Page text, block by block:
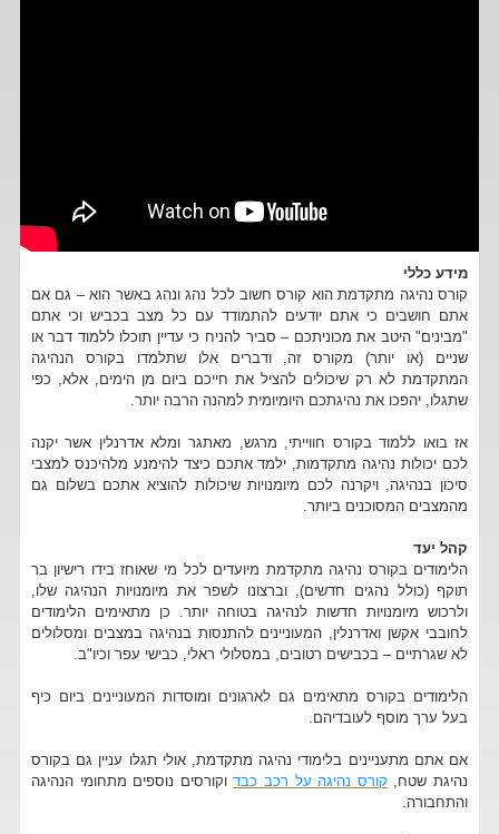
מידע כללי
קורס נהיגה מתקדמת הוא קורס חשוב לכל נהג ונהג באשר הוא – גם אם
אתם חושבים כי אתם יודעים להתמודד עם כל מצב בכביש וכי אתם
"מבינים" היטב את מכוניתכם – סביר להניח כי עדיין תוכלו ללמוד דבר או
שניים (או יותר) מקורס זה, ודברים אלו שתלמדו בקורס הנהיגה
המתקדמת לא רק שיכולים להציל את חייכם ביום מן הימים, אלא, כפי
שתגלו, יהפכו את נהיגתכם היומיומית למהנה הרבה יותר.
אז בואו ללמוד בקורס חווייתי, מרגש, מאתגר ומלא אדרנלין אשר יקנה
לכם יכולות נהיגה מתקדמות, ילמד אתכם כיצד להימנע מלהיכנס למצבי
סיכון בנהיגה, ויקרנה לכם מיומנויות שיכולות להוציא אתכם בשלום גם
מהמצבים המסוכנים ביותר.
קהל יעד
הלימודים בקורס נהיגה מתקדמת מיועדים לכל מי שאוחז בידו רישיון בר
תוקף (כולל נהגים חדשים), וברצונו לשפר את מיומנויות הנהיגה שלו,
ולרכוש מיומנויות חדשות לנהיגה בטוחה יותר. כן מתאימים הלימודים
לחובבי אקשן ואדרנלין, המעוניינים להתנסות בנהיגה במצבים ומסלולים
לא שגרתיים – בכבישים רטובים, במסלולי ראלי, כבישי עפר וכיו"ב.
הלימודים בקורס מתאימים גם לארגונים ומוסדות המעוניינים ביום כיף
בעל ערך מוסף לעובדיהם.
אם אתם מתעניינים בלימודי נהיגה מתקדמת, אולי תגלו עניין גם בקורס
נהיגת שטח, קורס נהיגה על רכב כבדוקורסים נוספים מתחומי הנהיגה
והתחבורה.